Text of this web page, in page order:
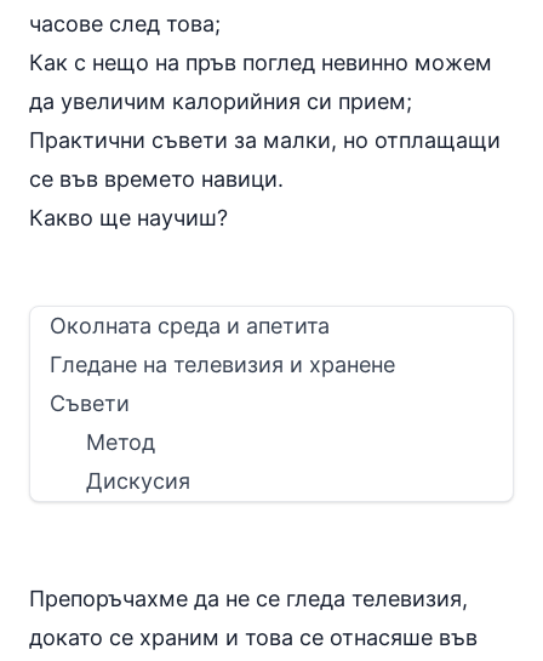
часове след това;
Как с нещо на пръв поглед невинно можем
да увеличим калорийния си прием;
Практични съвети за малки, но отплащащи
се във времето навици.
Какво ще научиш?
Околната среда и апетита
Гледане на телевизия и хранене
Съвети
Метод
Дискусия
Препоръчахме да не се гледа телевизия,
докато се храним и това се отнасяше във